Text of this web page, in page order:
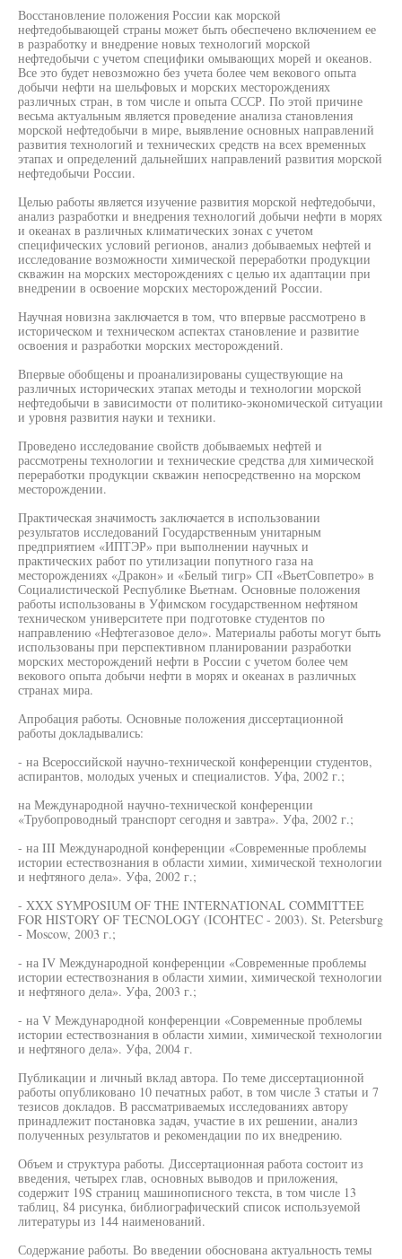
Восстановление положения России как морской
нефтедобывающей страны может быть обеспечено включением ее
в разработку и внедрение новых технологий морской
нефтедобычи с учетом специфики омывающих морей и океанов.
Все это будет невозможно без учета более чем векового опыта
добычи нефти на шельфовых и морских месторождениях
различных стран, в том числе и опыта СССР. По этой причине
весьма актуальным является проведение анализа становления
морской нефтедобычи в мире, выявление основных направлений
развития технологий и технических средств на всех временных
этапах и определений дальнейших направлений развития морской
нефтедобычи России.
Целью работы является изучение развития морской нефтедобычи,
анализ разработки и внедрения технологий добычи нефти в морях
и океанах в различных климатических зонах с учетом
специфических условий регионов, анализ добываемых нефтей и
исследование возможности химической переработки продукции
скважин на морских месторождениях с целью их адаптации при
внедрении в освоение морских месторождений России.
Научная новизна заключается в том, что впервые рассмотрено в
историческом и техническом аспектах становление и развитие
освоения и разработки морских месторождений.
Впервые обобщены и проанализированы существующие на
различных исторических этапах методы и технологии морской
нефтедобычи в зависимости от политико-экономической ситуации
и уровня развития науки и техники.
Проведено исследование свойств добываемых нефтей и
рассмотрены технологии и технические средства для химической
переработки продукции скважин непосредственно на морском
месторождении.
Практическая значимость заключается в использовании
результатов исследований Государственным унитарным
предприятием «ИПТЭР» при выполнении научных и
практических работ по утилизации попутного газа на
месторождениях «Дракон» и «Белый тигр» СП «ВьетСовпетро» в
Социалистической Республике Вьетнам. Основные положения
работы использованы в Уфимском государственном нефтяном
техническом университете при подготовке студентов по
направлению «Нефтегазовое дело». Материалы работы могут быть
использованы при перспективном планировании разработки
морских месторождений нефти в России с учетом более чем
векового опыта добычи нефти в морях и океанах в различных
странах мира.
Апробация работы. Основные положения диссертационной
работы докладывались:
- на Всероссийской научно-технической конференции студентов,
аспирантов, молодых ученых и специалистов. Уфа, 2002 г.;
на Международной научно-технической конференции
«Трубопроводный транспорт сегодня и завтра». Уфа, 2002 г.;
- на III Международной конференции «Современные проблемы
истории естествознания в области химии, химической технологии
и нефтяного дела». Уфа, 2002 г.;
- XXX SYMPOSIUM OF THE INTERNATIONAL COMMITTEE
FOR HISTORY OF TECNOLOGY (ICOHTEC - 2003). St. Petersburg
- Moscow, 2003 г.;
- на IV Международной конференции «Современные проблемы
истории естествознания в области химии, химической технологии
и нефтяного дела». Уфа, 2003 г.;
- на V Международной конференции «Современные проблемы
истории естествознания в области химии, химической технологии
и нефтяного дела». Уфа, 2004 г.
Публикации и личный вклад автора. По теме диссертационной
работы опубликовано 10 печатных работ, в том числе 3 статьи и 7
тезисов докладов. В рассматриваемых исследованиях автору
принадлежит постановка задач, участие в их решении, анализ
полученных результатов и рекомендации по их внедрению.
Объем и структура работы. Диссертационная работа состоит из
введения, четырех глав, основных выводов и приложения,
содержит 19S страниц машинописного текста, в том числе 13
таблиц, 84 рисунка, библиографический список используемой
литературы из 144 наименований.
Содержание работы. Во введении обоснована актуальность темы